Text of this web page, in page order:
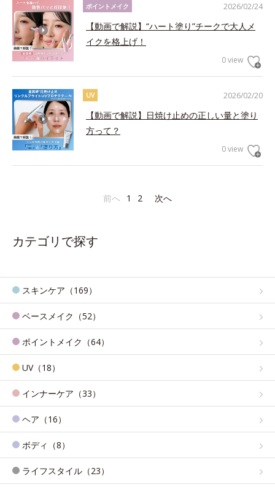
2026/02/24
ポイントメイク
【動画で解説】“ハート塗り”チークで大人メ
イクを格上げ！
0 view
2026/02/20
UV
【動画で解説】日焼け止めの正しい量と塗り
方って？
0 view
前へ 1 2 次へ
カテゴリで探す
スキンケア（169）
ベースメイク（52）
ポイントメイク（64）
UV（18）
インナーケア（33）
ヘア（16）
ボディ（8）
ライフスタイル（23）